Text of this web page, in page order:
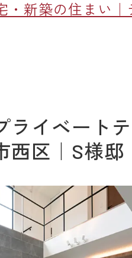
・新築の住まい
ライベート
西区｜S様邸